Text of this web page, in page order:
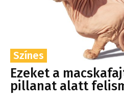
Színes
Ezeket a
pillanat alatt